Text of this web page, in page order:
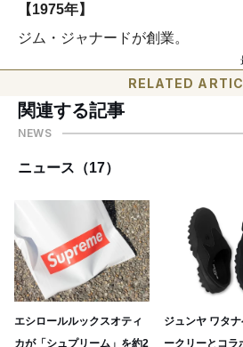
【1975年】
ジム・ジャナードが創業。
RELATED
関連する記事
NEWS
ニュース（17）
エシロールルックスオティ
カが「シュプリーム」を約2
ジュンヤ ワタ
ークリーとコラ